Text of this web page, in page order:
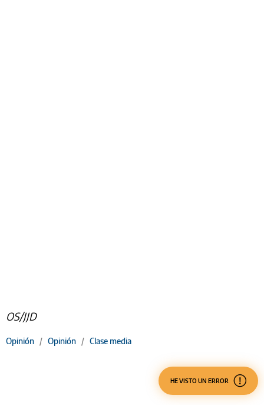
OS/JJD
Opinión / Opinión / Clase media
HE VISTO UN ERROR